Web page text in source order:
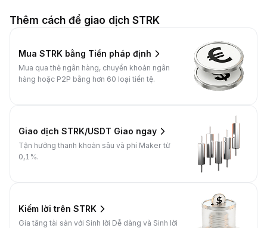
Thêm cách để giao dịch STRK
Mua STRK bằng Tiền pháp định
Mua qua thẻ ngân hàng, chuyển khoản ngân
hàng hoặc P2P bằng hơn 60 loại tiền tệ.
Giao dịch STRK/USDT Giao ngay
Tận hưởng thanh khoản sâu và phí Maker từ
0,1%.
Kiếm lời trên STRK
Gia tăng tài sản với Sinh lời Dễ dàng và Sinh lời